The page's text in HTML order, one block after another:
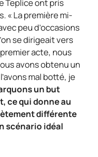
Teplice ont pris
« La première mi-
peu d’occasions
se dirigeait vers
acte, nous
avons obtenu un
mal botté, je
un but
ce qui donne au
différente
scénario idéal